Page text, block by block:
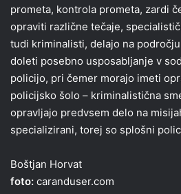
prometa, kontrola prometa, zardi
opraviti različne tečaje,
tudi kriminalisti, delajo na
doleti posebno usposabljanje v
policijo, pri čemer morajo imeti
policijsko šolo – kriminalistična
opravljajo predvsem delo na
specializirani, torej so splošni
Boštjan Horvat
foto: caranduser.com